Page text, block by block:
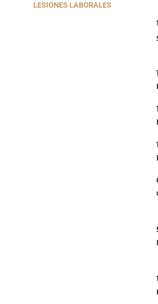
LESIONES LABORALES